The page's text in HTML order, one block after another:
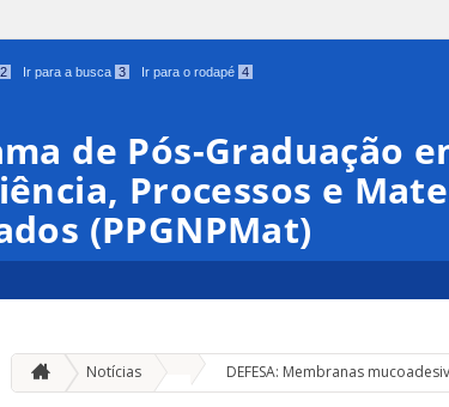
2 Ir para a busca 3 Ir para o rodapé 4
de Pós-Graduação
Processos e
(PPGNPMat)
Notícias DEFESA: Membranas